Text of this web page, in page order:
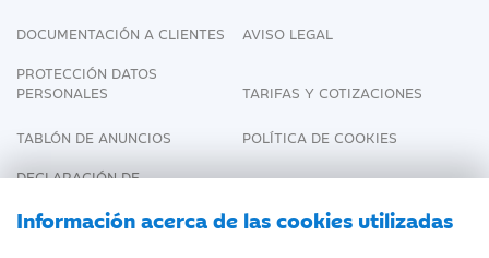
Información acerca de las cookies utilizadas
DOCUMENTACIÓN A CLIENTES
AVISO LEGAL
PROTECCIÓN DATOS
PERSONALES
TARIFAS Y COTIZACIONES
TABLÓN DE ANUNCIOS
POLÍTICA DE COOKIES
DECLARACIÓN DE